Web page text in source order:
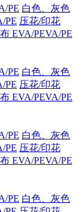
PE 白色、灰色
PE 压花/印花
EVA/PEVA/PE
PE 白色、灰色
PE 压花/印花
EVA/PEVA/PE
PE 白色、灰色
PE 压花/印花
EVA/PEVA/PE
PE 白色、灰色